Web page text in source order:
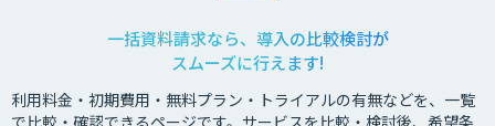
一括資料請求なら、導入の比較検討が
スムーズに行えます!
利用料金・初期費用・無料プラン・トライアルの有無などを、一覧
で比較・確認できるページです。サービスを比較・検討後、希望条